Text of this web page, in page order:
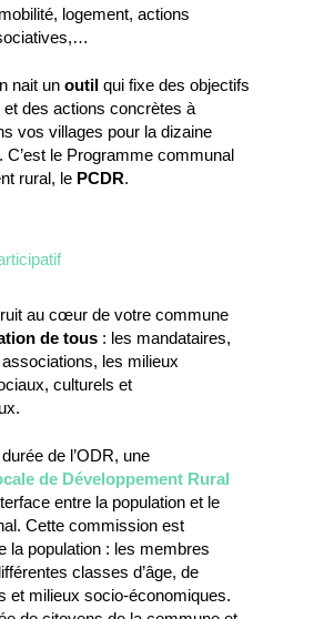
logement, actions
nait un outil qui fixe des objectifs
et des actions concrètes à
vos villages pour la dizaine
C’est le Programme communal
rural, le PCDR.
au cœur de votre commune
de tous: les mandataires,
les milieux
culturels et
de l’ODR, une
de Développement Rural
entre la population et le
Cette commission est
la population : les membres
classes d’âge, de
et milieux socio-économiques.